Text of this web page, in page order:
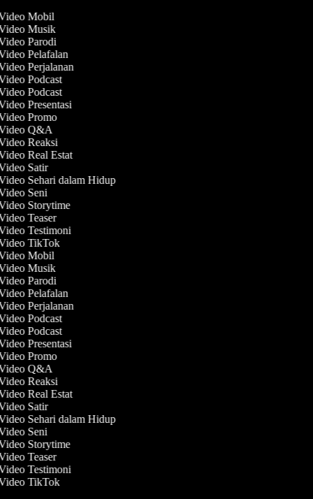
Video Mobil
Video Musik
Parodi
Pelafalan
Perjalanan
Podcast
Podcast
Presentasi
Video Promo
Video Q&A
Reaksi
Real Estat
Video Satir
Video Sehari dalam Hidup
Seni
Video Storytime
Teaser
Video Testimoni
Video TikTok
Video Mobil
Video Musik
Parodi
Pelafalan
Perjalanan
Podcast
Podcast
Presentasi
Video Promo
Video Q&A
Reaksi
Real Estat
Video Satir
Video Sehari dalam Hidup
Seni
Video Storytime
Teaser
Video Testimoni
Video TikTok